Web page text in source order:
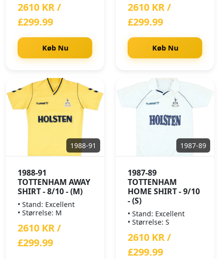
2610 KR /
£299.99
Køb Nu
2610 KR /
£299.99
Køb Nu
1988-91
1988-91
TOTTENHAM AWAY
SHIRT - 8/10 - (M)
• Stand: Excellent
• Størrelse: M
2610 KR /
£299.99
1987-89
1987-89
TOTTENHAM
HOME SHIRT - 9/10
- (S)
• Stand: Excellent
• Størrelse: S
2610 KR /
£299.99